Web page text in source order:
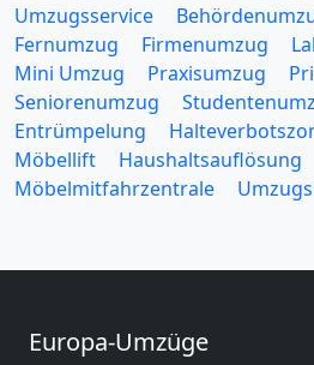
Umzugsservice
Fernumzug
Firmenumzug
Mini Umzug
Praxisumzug
Seniorenumzug
Entrümpelung
Möbellift
Haushaltsauflösung
Möbelmitfahrzentrale
Europa-Umzüge